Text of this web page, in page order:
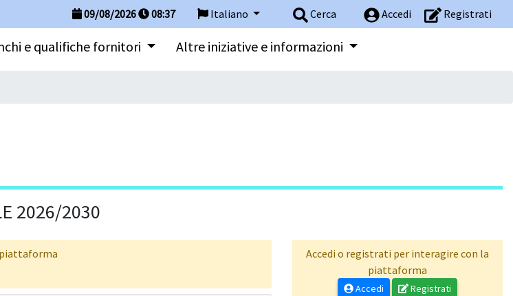
Accedi Registrati
Cerca
Italiano
09/08/2026 08:37
e qualifiche fornitori Altre iniziative e informazioni
2026/2030
Accedi o registrati per interagire con la
piattaforma
Accedi Registrati